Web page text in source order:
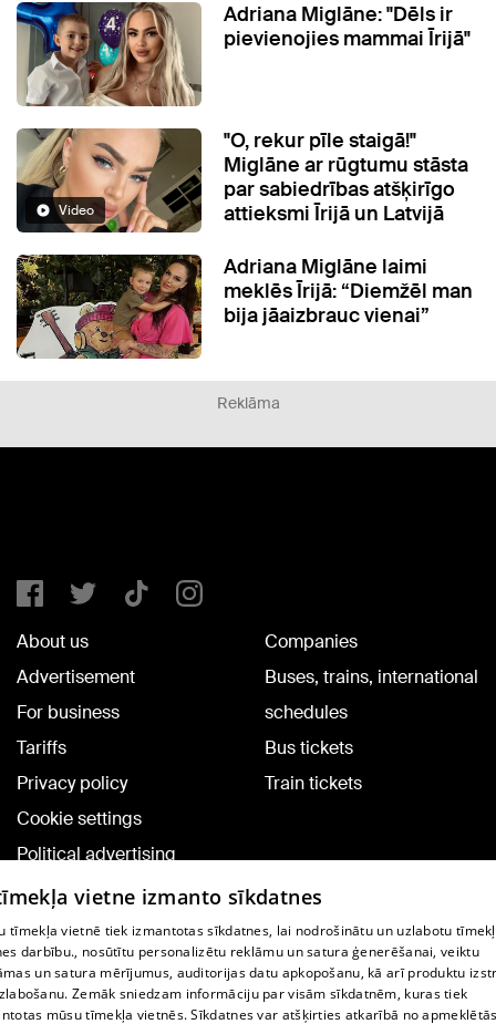
Adriana Miglāne: "Dēls ir
pievienojies mammai Īrijā"
Video
"O, rekur pīle staigā!"
Miglāne ar rūgtumu stāsta
par sabiedrības atšķirīgo
attieksmi Īrijā un Latvijā
Adriana Miglāne laimi
meklēs Īrijā: “Diemžēl man
bija jāaizbrauc vienai”
Reklāma
About us
Advertisement
For business
Tariffs
Privacy policy
Cookie settings
Political advertising
Cookie policy
Commenting terms
Companies
Buses, trains, international
schedules
Bus tickets
Train tickets
TV program
Contract rules
vietne izmanto sīkdatnes
tīmekļa vietnē tiek izmantotas sīkdatnes, lai nodrošinātu un uzlabotu
darbību., nosūtītu personalizētu reklāmu un satura ģenerēšanai, veiktu
un satura mērījumus, auditorijas datu apkopošanu, kā arī produktu
Zemāk sniedzam informāciju par visām sīkdatnēm, kuras tiek
mūsu tīmekļa vietnēs. Sīkdatnes var atšķirties atkarībā no